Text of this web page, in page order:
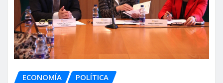
ECONOMÍA POLÍTICA